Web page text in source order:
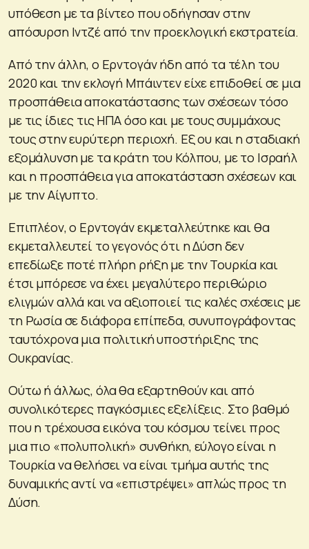
υπόθεση με τα βίντεο που οδήγησαν στην
απόσυρση Ιντζέ από την προεκλογική εκστρατεία.
Από την άλλη, ο Ερντογάν ήδη από τα τέλη του
2020 και την εκλογή Μπάιντεν είχε επιδοθεί σε μια
προσπάθεια αποκατάστασης των σχέσεων τόσο
με τις ίδιες τις ΗΠΑ όσο και με τους συμμάχους
τους στην ευρύτερη περιοχή. Εξ ου και η σταδιακή
εξομάλυνση με τα κράτη του Κόλπου, με το Ισραήλ
και η προσπάθεια για αποκατάσταση σχέσεων και
με την Αίγυπτο.
Επιπλέον, ο Ερντογάν εκμεταλλεύτηκε και θα
εκμεταλλευτεί το γεγονός ότι η Δύση δεν
επεδίωξε ποτέ πλήρη ρήξη με την Τουρκία και
έτσι μπόρεσε να έχει μεγαλύτερο περιθώριο
ελιγμών αλλά και να αξιοποιεί τις καλές σχέσεις με
τη Ρωσία σε διάφορα επίπεδα, συνυπογράφοντας
ταυτόχρονα μια πολιτική υποστήριξης της
Ουκρανίας.
Ούτω ή άλλως, όλα θα εξαρτηθούν και από
συνολικότερες παγκόσμιες εξελίξεις. Στο βαθμό
που η τρέχουσα εικόνα του κόσμου τείνει προς
μια πιο «πολυπολική» συνθήκη, εύλογο είναι η
Τουρκία να θελήσει να είναι τμήμα αυτής της
δυναμικής αντί να «επιστρέψει» απλώς προς τη
Δύση.